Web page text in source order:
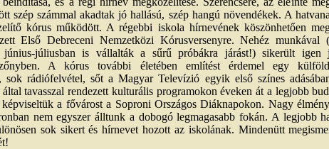
szép számmal akadtak jó hallású, szép hangú növendékek. A
kórus működött. A régebbi iskola hírnevének köszönhetően
Első Debreceni Nemzetközi Kórusversenyre. Nehéz
június-júliusban is vállalták a sűrű próbákra járást!) sikerült
A kórus további életében említést érdemel egy
sok rádiófelvétel, sőt a Magyar Televízió egyik első színes
tavasszal rendezett kulturális programokon éveken át a legjobb
képviseltük a fővárost a Soproni Országos Diáknapokon. Nagy
nem egyszer álltunk a dobogó legmagasabb fokán. A legjobb
sok sikert és hírnevet hozott az iskolának. Mindenütt